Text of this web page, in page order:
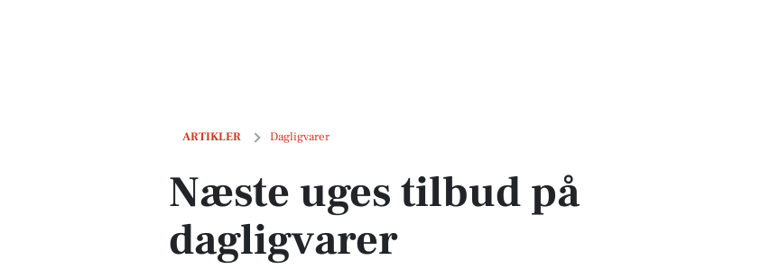
ARTIKLER Dagligvarer
Næste uges tilbud på dagligvarer
Næste uges tilbud på
dagligvarer